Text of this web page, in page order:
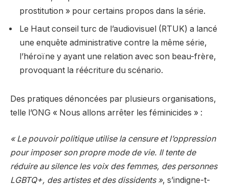
prostitution » pour certains propos dans la série.
Le Haut conseil turc de l’audiovisuel (RTUK) a lancé
une enquête administrative contre la même série,
l’héroïne y ayant une relation avec son beau-frère,
provoquant la réécriture du scénario.
Des pratiques dénoncées par plusieurs organisations,
telle l’ONG « Nous allons arrêter les féminicides » :
« Le pouvoir politique utilise la censure et l’oppression
pour imposer son propre mode de vie. Il tente de
réduire au silence les voix des femmes, des personnes
LGBTQ+, des artistes et des dissidents », s’indigne-t-